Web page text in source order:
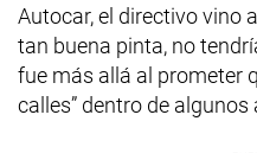
Autocar, el directivo vino
tan buena pinta, no
fue más allá al prometer
calles” dentro de algunos